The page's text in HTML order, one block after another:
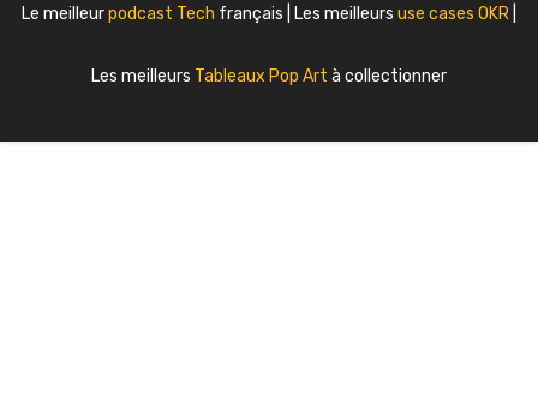
Le meilleurpodcast Tech français | Les meilleurs use cases OKR
Les meilleurs Tableaux Pop Art à collectionner